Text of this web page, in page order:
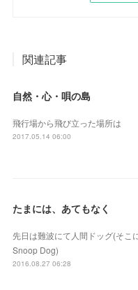
関連記事
自然・心・唄の島
飛行場から飛び立った場所は
2017.05.14 06:00
たまには、あてもなく
先日は難波にて人間ドッグ(そこ
Snoop Dog)
2016.08.27 06:28